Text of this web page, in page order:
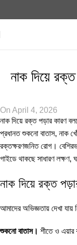
নাক দিয়ে
On April 4, 2026
নাক দিয়ে রক্ত পড়ার কারণ
প্রধানত শুকনো বাতাস, নাক
রক্তক্ষরণজনিত রোগ।
গাইডে থাকছে সাধারণ লক্ষণ,
নাক দিয়ে রক্ত
আমাদের অভিজ্ঞতায় দেখা
শুকনো বাতাস। শীতে ও এয়ার